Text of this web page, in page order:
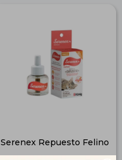
Serenex Repuesto Felino